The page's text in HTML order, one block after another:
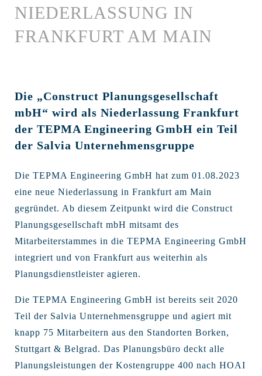
NIEDERLASSUNG IN
FRANKFURT AM MAIN
Die „Construct Planungsgesellschaft
mbH“ wird als Niederlassung Frankfurt
der TEPMA Engineering GmbH ein Teil
der Salvia Unternehmensgruppe
Die TEPMA Engineering GmbH hat zum 01.08.2023
eine neue Niederlassung in Frankfurt am Main
gegründet. Ab diesem Zeitpunkt wird die Construct
Planungsgesellschaft mbH mitsamt des
Mitarbeiterstammes in die TEPMA Engineering GmbH
integriert und von Frankfurt aus weiterhin als
Planungsdienstleister agieren.
Die TEPMA Engineering GmbH ist bereits seit 2020
Teil der Salvia Unternehmensgruppe und agiert mit
knapp 75 Mitarbeitern aus den Standorten Borken,
Stuttgart & Belgrad. Das Planungsbüro deckt alle
Planungsleistungen der Kostengruppe 400 nach HOAI